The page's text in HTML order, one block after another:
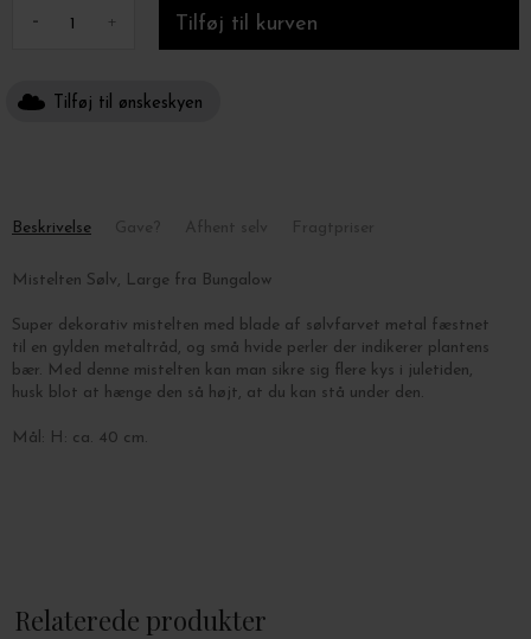
- +
Tilføj til ønskeskyen
Beskrivelse
Mistelten Sølv, Large fra Bungalow
Super dekorativ mistelten med blade af sølvfarvet metal fæstnet
til en gylden metaltråd, og små hvide perler der indikerer plantens
bær. Med denne mistelten kan man sikre sig flere kys i juletiden,
husk blot at hænge den så højt, at du kan stå under den.
Mål: H: ca. 40 cm.
Relaterede produkter